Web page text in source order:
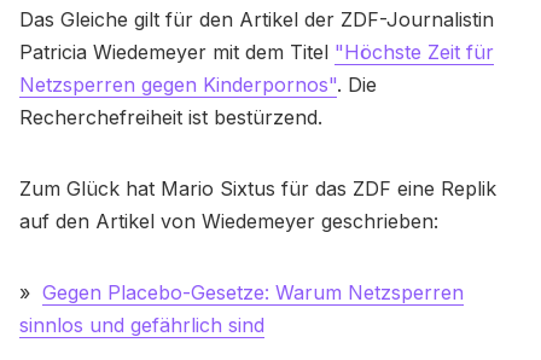
Das Gleiche gilt für den Artikel der ZDF-Journalistin
Patricia Wiedemeyer mit dem Titel "Höchste Zeit für
Netzsperren gegen Kinderpornos". Die
Recherchefreiheit ist bestürzend.
Zum Glück hat Mario Sixtus für das ZDF eine Replik
auf den Artikel von Wiedemeyer geschrieben:
» Gegen Placebo-Gesetze: Warum Netzsperren
sinnlos und gefährlich sind